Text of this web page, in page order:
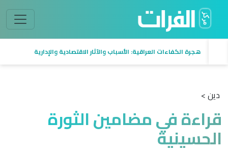
هجرة الكفاءات العراقية: الأسباب والآثار الاقتصادية والإدارية
دين >
قراءة في مضامين الثورة
الحسينية